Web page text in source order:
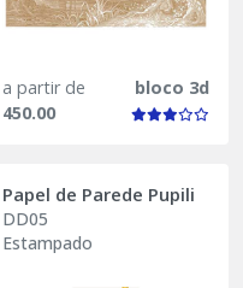
a partir de
450.00
bloco 3d
Papel de Parede Pupili
DD05
Estampado